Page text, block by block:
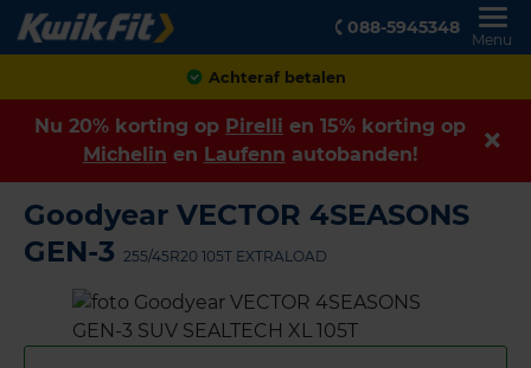
088-5945348
Menu
Achteraf betalen
Nu 20% korting op Pirelli en 15% korting op
Michelin en Laufenn autobanden!
Goodyear VECTOR 4SEASONS
GEN-3 255/45R20 105T EXTRALOAD